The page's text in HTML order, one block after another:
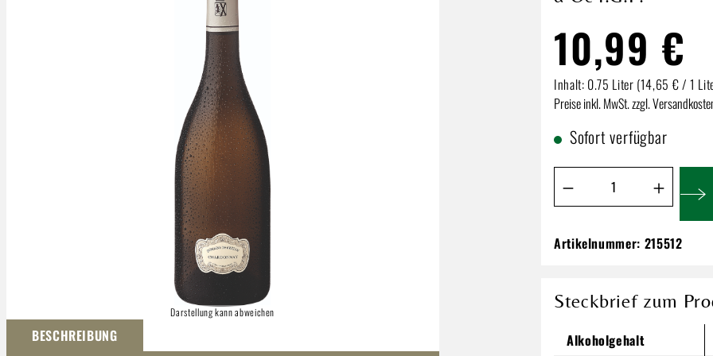
Darstellung kann abweichen
BESCHREIBUNG
10,99 €
Inhalt: 0.75 Liter (14,65 € / 1
Preise inkl. MwSt. zzgl.
Sofort verfügbar
Produkt Anzahl: Gib
Château Grézan
10,99 €
(14,65 € / 1
Preise inkl. MwSt. zzgl.
Artikelnummer: 215512
Steckbrief zum
Alkoholgehalt